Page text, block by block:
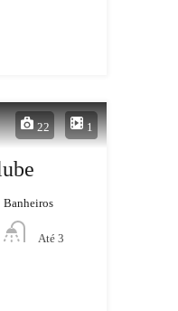
22 1
Banheiros
Até 3